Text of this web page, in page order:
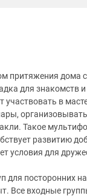
притяжения дома
для знакомств
участвовать в
Такое
развитию
условия для
для посторонних
Все входные